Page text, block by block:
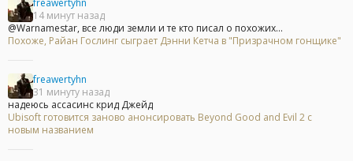
freawertyhn
14 минут назад
@Warnamestar, все люди земли и те кто писал о похожих...
Похоже, Райан Гослинг сыграет Дэнни Кетча в "Призрачном гонщике"
freawertyhn
31 минуту назад
надеюсь ассасинс крид Джейд
Ubisoft готовится заново анонсировать Beyond Good and Evil 2 с
новым названием